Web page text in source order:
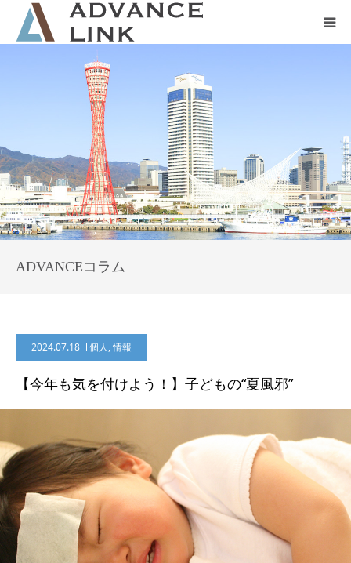
ADVANCEコラム
2024.07.18 個人,情報
【今年も気を付けよう！】子どもの“夏風邪”
会社概要
ネット保険
事業保険